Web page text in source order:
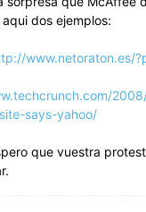
dos ejemplos:
www.netoraton.es/
says-yahoo/
que vuestra